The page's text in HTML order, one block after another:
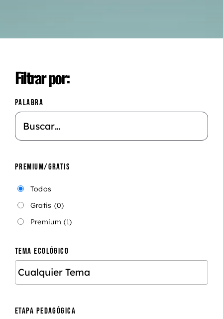
Filtrar por:
PALABRA
PREMIUM/GRATIS
Todos
Gratis (0)
Premium (1)
TEMA ECOLÓGICO
ETAPA PEDAGÓGICA